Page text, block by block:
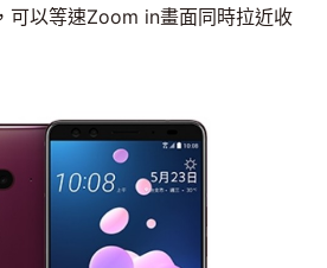
以等速Zoom in畫面同時拉近收